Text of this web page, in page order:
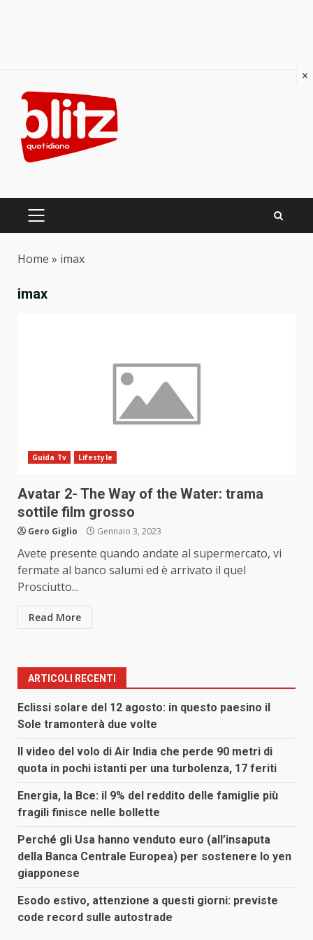
content
PRIMARY
Home » imax
imax
Guida Tv Lifestyle
Avatar 2- The Way of the Water: trama
sottile film grosso
Gero Giglio Gennaio 3, 2023
Avete presente quando andate al supermercato, vi
fermate al banco salumi ed è arrivato il quel
Prosciutto...
Read More
ARTICOLI RECENTI
Eclissi solare del 12 agosto: in questo paesino il
Sole tramonterà due volte
Il video del volo di Air India che perde 90 metri di
quota in pochi istanti per una turbolenza, 17 feriti
Energia, la Bce: il 9% del reddito delle famiglie più
fragili finisce nelle bollette
Perché gli Usa hanno venduto euro (all’insaputa
della Banca Centrale Europea) per sostenere lo yen
giapponese
Esodo estivo, attenzione a questi giorni: previste
code record sulle autostrade
×